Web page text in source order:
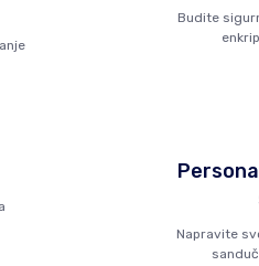
Budite
Napravite